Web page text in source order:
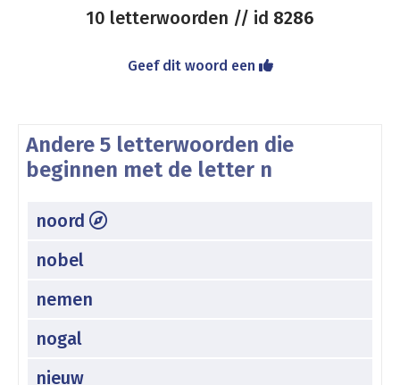
10 letterwoorden // id 8286
Geef dit woord een
Andere 5 letterwoorden die
beginnen met de letter n
noord
nobel
nemen
nogal
nieuw